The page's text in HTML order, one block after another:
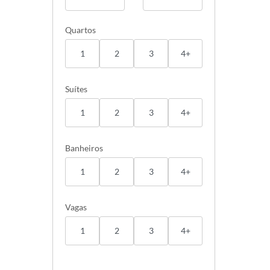
Quartos
1 2 3 4+
Suítes
1 2 3 4+
Banheiros
1 2 3 4+
Vagas
1 2 3 4+